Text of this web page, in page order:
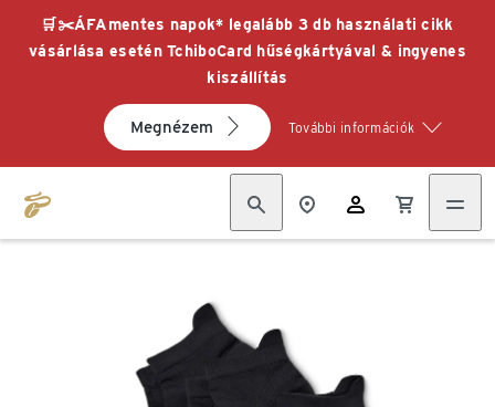
🛒✂️ÁFAmentes napok* legalább 3 db használati cikk
vásárlása esetén TchiboCard hűségkártyával & ingyenes
kiszállítás
Megnézem További információk